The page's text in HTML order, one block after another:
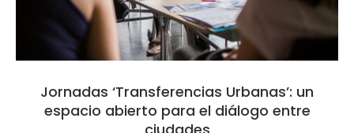
Jornadas ‘Transferencias Urbanas’: un
espacio abierto para el diálogo entre